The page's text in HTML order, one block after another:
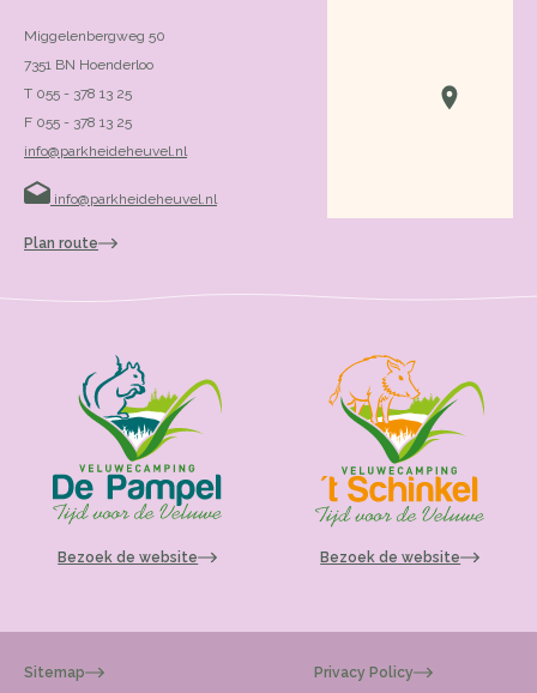
Miggelenbergweg 50
7351 BN Hoenderloo
T 055 - 378 13 25
F 055 - 378 13 25
info@parkheideheuvel.nl
info@parkheideheuvel.nl
Plan route
Bezoek de website Bezoek de website
Sitemap Privacy Policy